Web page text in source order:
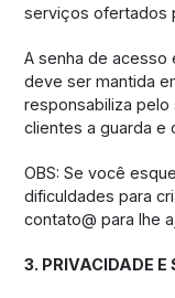
serviços ofertados
A senha de acesso
deve ser mantida
responsabiliza
clientes a guarda e
OBS: Se você
dificuldades para
contato@ para lhe
3. PRIVACIDADE E